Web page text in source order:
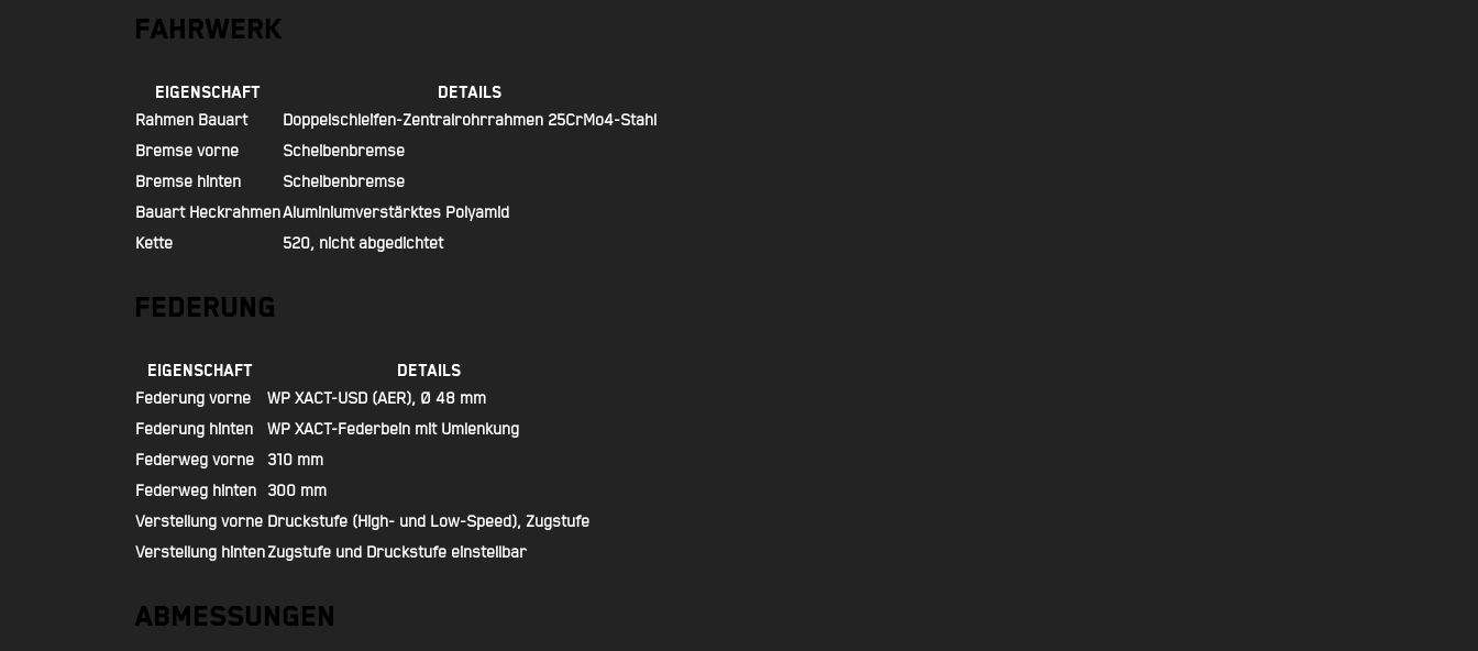
Fahrwerk
Eigenschaft
Details
Rahmen Bauart
Doppelschleifen-Zentralrohrrahmen 25CrMo4-Stahl
Bremse vorne
Scheibenbremse
Bremse hinten
Scheibenbremse
Bauart HeckrahmenAluminiumverstärktes Polyamid
Kette
520, nicht abgedichtet
Federung
Eigenschaft
Details
Federung vorne
WP XACT-USD (AER), Ø 48 mm
Federung hinten
WP XACT-Federbein mit Umlenkung
Federweg vorne
310 mm
Federweg hinten
300 mm
Verstellung vorne Druckstufe (High- und Low-Speed), Zugstufe
Verstellung hintenZugstufe und Druckstufe einstellbar
Abmessungen